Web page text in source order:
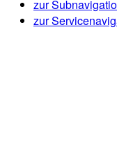
zur
zur